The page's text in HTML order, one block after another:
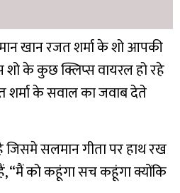
खान रजत शर्मा के शो आपकी
के कुछ क्लिप्स वायरल हो रहे
के सवाल का जवाब देते
जिसमे सलमान गीता पर हाथ रख
को कहूंगा सच कहूंगा क्योंकि